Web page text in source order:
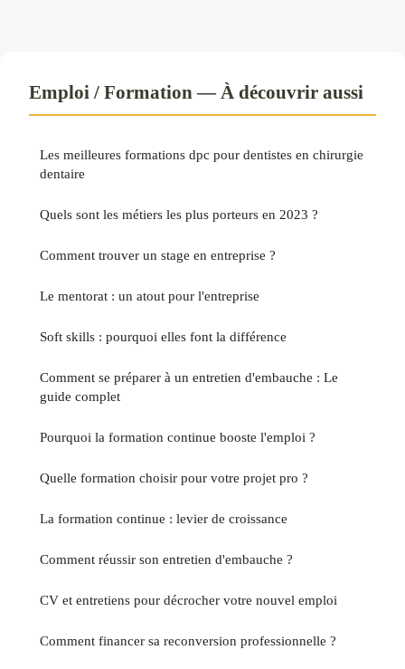
Emploi / Formation — À découvrir aussi
Les meilleures formations dpc pour dentistes en chirurgie
dentaire
Quels sont les métiers les plus porteurs en 2023 ?
Comment trouver un stage en entreprise ?
Le mentorat : un atout pour l'entreprise
Soft skills : pourquoi elles font la différence
Comment se préparer à un entretien d'embauche : Le
guide complet
Pourquoi la formation continue booste l'emploi ?
Quelle formation choisir pour votre projet pro ?
La formation continue : levier de croissance
Comment réussir son entretien d'embauche ?
CV et entretiens pour décrocher votre nouvel emploi
Comment financer sa reconversion professionnelle ?